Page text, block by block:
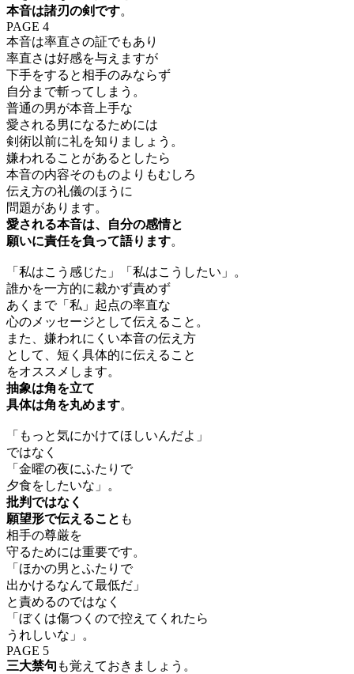
本音は諸刃の剣です。
PAGE 4
本音は率直さの証でもあり
率直さは好感を与えますが
下手をすると相手のみならず
自分まで斬ってしまう。
普通の男が本音上手な
愛される男になるためには
剣術以前に礼を知りましょう。
嫌われることがあるとしたら
本音の内容そのものよりもむしろ
伝え方の礼儀のほうに
問題があります。
愛される本音は、自分の感情と
願いに責任を負って語ります。
「私はこう感じた」「私はこうしたい」。
誰かを一方的に裁かず責めず
あくまで「私」起点の率直な
心のメッセージとして伝えること。
また、嫌われにくい本音の伝え方
として、短く具体的に伝えること
をオススメします。
抽象は角を立て
具体は角を丸めます。
「もっと気にかけてほしいんだよ」
ではなく
「金曜の夜にふたりで
夕食をしたいな」。
批判ではなく
願望形で伝えること も
相手の尊厳を
守るためには重要です。
「ほかの男とふたりで
出かけるなんて最低だ」
と責めるのではなく
「ぼくは傷つくので控えてくれたら
うれしいな」。
PAGE 5
三大禁句 も覚えておきましょう。